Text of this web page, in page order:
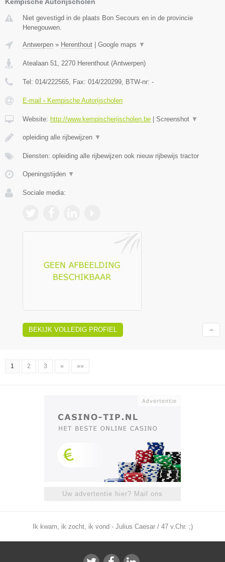
Niet gevestigd in de plaats Bon Secours en in de provincie
Henegouwen.
Antwerpen » Herenthout | Google maps ▼
Atealaan 51 2270 Herenthout (Antwerpen)
Tel: 014/222565 , Fax: 014/220299 , BTW-nr: -
E-mail › Kempische Autorijscholen
Website: http://www.kempischerijscholen.be | Screenshot ▼
opleiding alle rijbewijzen ▼
Diensten: opleiding alle rijbewijzen ook nieuw rijbewijs tractor
Openingstijden ▼
Sociale media:
BEKIJK VOLLEDIG PROFIEL
1 2 3 » »»
Uw advertentie hier? Mail ons
Ik kwam, ik zocht, ik vond - Julius Caesar / 47 v.Chr. ;)